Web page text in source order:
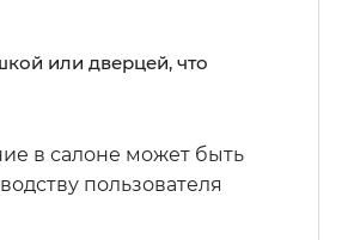
или дверцей, что
в салоне может быть
пользователя